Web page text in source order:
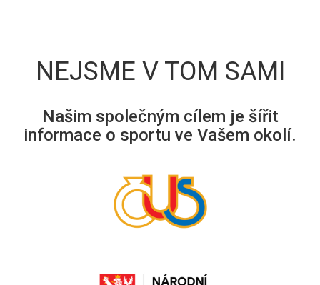
NEJSME V TOM SAMI
Našim společným cílem je šířit
informace o sportu ve Vašem okolí.